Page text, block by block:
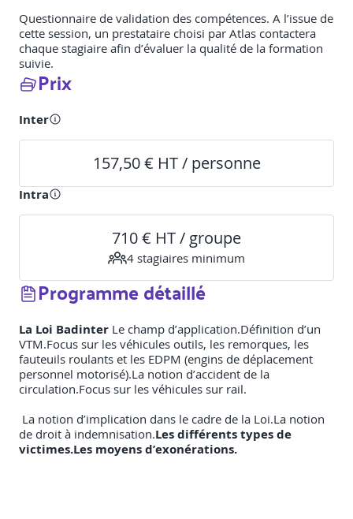
Questionnaire de validation des compétences. A l’issue de
cette session, un prestataire choisi par Atlas contactera
chaque stagiaire afin d’évaluer la qualité de la formation
suivie.
Prix
Inter
157,50 € HT / personne
Intra
710 € HT / groupe
4 stagiaires minimum
Programme détaillé
La Loi Badinter Le champ d’application.Définition d’un
VTM.Focus sur les véhicules outils, les remorques, les
fauteuils roulants et les EDPM (engins de déplacement
personnel motorisé).La notion d’accident de la
circulation.Focus sur les véhicules sur rail.
La notion d’implication dans le cadre de la Loi.La notion
de droit à indemnisation.Les différents types de
victimes.Les moyens d’exonérations.